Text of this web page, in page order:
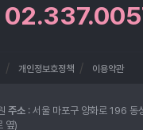
개인정보호정책 이용약관
주소 : 서울 마포구 양화로 196
옆)